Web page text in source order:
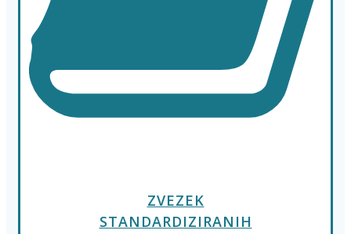
ZVEZEK
STANDARDIZIRANIH